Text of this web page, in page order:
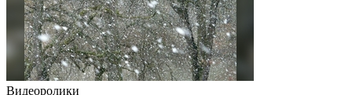
Видеоролики